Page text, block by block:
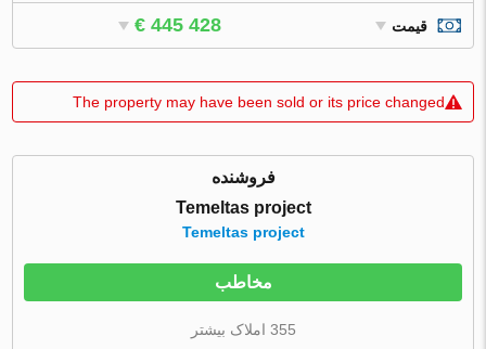
قیمت € 445 428
The property may have been sold or its price changed
فروشنده
Temeltas project
Temeltas project
مخاطب
355 املاک بیشتر